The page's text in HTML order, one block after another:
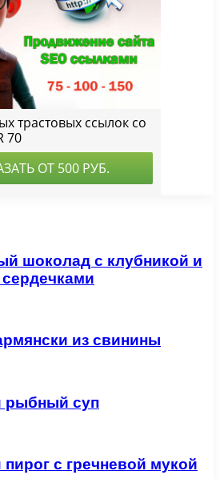
шоколад с клубникой и
из свинины
рыбный суп
с гречневой мукой